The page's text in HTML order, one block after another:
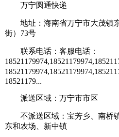
万宁圆通快递
地址：海南省万宁市大茂镇
街）73号
联系电话：客服电话：
18521179...
派送区域：万宁市市区
不派送区域：宝芳乡、南桥镇
东和农场、新中镇